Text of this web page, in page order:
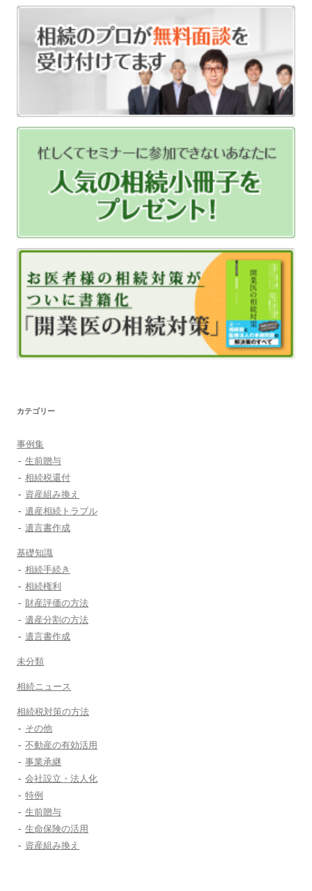
カテゴリー
事例集
生前贈与
相続税還付
資産組み換え
遺産相続トラブル
遺言書作成
基礎知識
相続手続き
相続権利
財産評価の方法
遺産分割の方法
遺言書作成
未分類
相続ニュース
相続税対策の方法
その他
不動産の有効活用
事業承継
会社設立・法人化
特例
生前贈与
生命保険の活用
資産組み換え